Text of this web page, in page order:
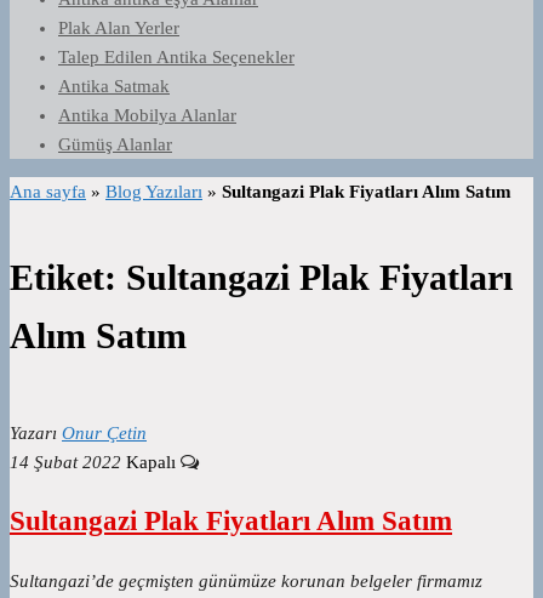
Plak Alan Yerler
Talep Edilen Antika Seçenekler
Antika Satmak
Antika Mobilya Alanlar
Gümüş Alanlar
Ana sayfa » Blog Yazıları » Sultangazi Plak Fiyatları Alım Satım
Etiket: Sultangazi Plak Fiyatları
Alım Satım
Yazarı Onur Çetin
14 Şubat 2022 Kapalı
Sultangazi Plak Fiyatları Alım Satım
Sultangazi’de geçmişten günümüze korunan belgeler firmamız